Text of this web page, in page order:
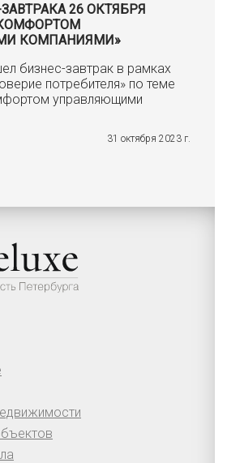
26 ОКТЯБРЯ
КОМПАНИЯМИ»
бизнес-завтрак в рамках
потребителя» по теме
управляющими
31 октября 2023 г.